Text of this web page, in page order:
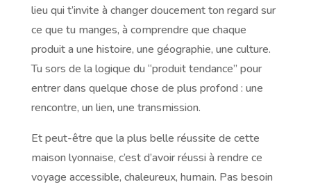
lieu qui t’invite à changer doucement ton regard sur
ce que tu manges, à comprendre que chaque
produit a une histoire, une géographie, une culture.
Tu sors de la logique du “produit tendance” pour
entrer dans quelque chose de plus profond : une
rencontre, un lien, une transmission.
Et peut-être que la plus belle réussite de cette
maison lyonnaise, c’est d’avoir réussi à rendre ce
voyage accessible, chaleureux, humain. Pas besoin